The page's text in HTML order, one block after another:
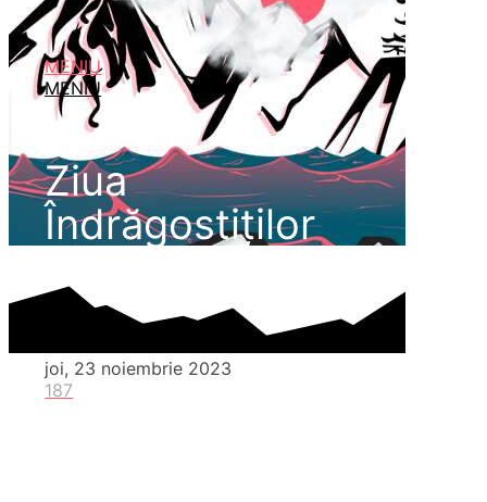
MENIU
MENIU
Ziua
Îndrăgostiților
joi, 23 noiembrie 2023
187